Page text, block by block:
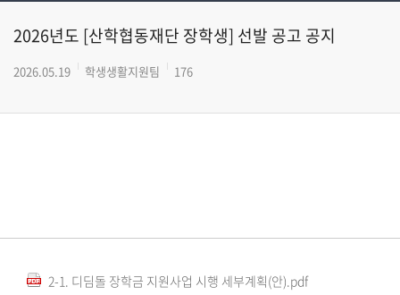
2026년도 [산학협동재단 장학생] 선발 공고 공지
2026.05.19 학생생활지원팀 176
2-1. 디딤돌 장학금 지원사업 시행 세부계획(안).pdf